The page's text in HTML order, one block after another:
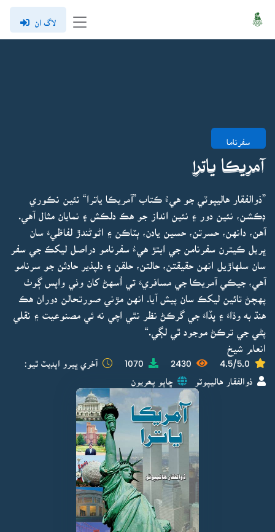
لاگ ان
سفرناما
آمريڪا ياترا
”ذوالفقار هاليپوٽي جو هيءُ ڪتاب ”آمريڪا ياترا“ نئين نڪوري
ڊڪشن، نئين دور ۽ نئين انداز جو هڪ دلڪش ۽ نمايان مثال آهي.
آهن، دانهن، حسرتن، حسين يادن، ٻٽاڪن ۽ اڻوڻندڙ لفاظيءَ سان
ڀريل ڪيترن سفرنامن جي ابتڙ هيءُ سفرنامو دراصل ليکڪ جي سفر
سان سلهاڙيل انهن حقيقتن، حالتن، حلقن ۽ دلپذير حادثن جو سرنامو
آهي، جيڪي آمريڪا جي مسافريءَ تي اُسهڻ کان وٺي واپس ڳوٺ
پهچڻ تائين ليکڪ سان پيش آيا. انهن مڙني صورتحالن دوران هڪ
هنڌ به وڌاءَ ۽ پڏاءَ جي گرڪڻ نظر نٿي اچي نه ئي مصنوعيت ۽ نقلي
پڻي جي ترڪڻ موجود ٿي لڳي.“
انعام شيخ
4.5/5.0
2430
1070 آخري ڀيرو اپڊيٽ ٿيو:
ذوالفقار هاليپوٽو ڇاپو پھريون